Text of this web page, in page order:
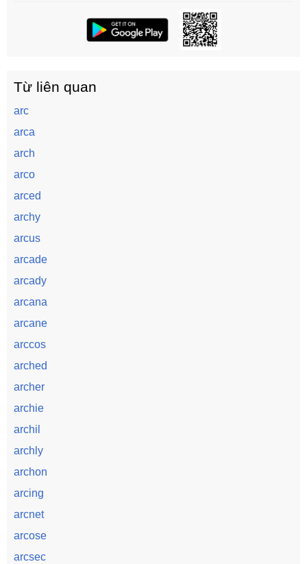
Từ liên quan
arc
arca
arch
arco
arced
archy
arcus
arcade
arcady
arcana
arcane
arccos
arched
archer
archie
archil
archly
archon
arcing
arcnet
arcose
arcsec